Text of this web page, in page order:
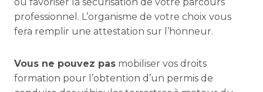
ou favoriser la sécurisation de votre parcours
professionnel. L’organisme de votre choix vous
fera remplir une attestation sur l’honneur.
Vous ne pouvez pasmobiliser vos droits
formation pour l’obtention d’un permis de